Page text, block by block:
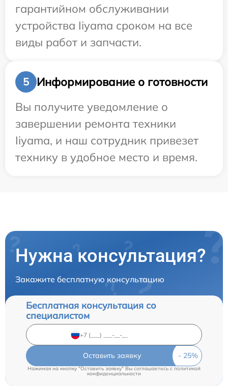
гарантийном обслуживании
устройства Iiyama сроком на все
виды работ и запчасти.
5
Информирование о готовности
Вы получите уведомление о
завершении ремонта техники
Iiyama, и наш сотрудник привезет
технику в удобное место и время.
Нужна консультация?
Закажите бесплатную консультацию
Бесплатная консультация со
специалистом
Оставить заявку
Нажимая на кнопку "Оставить заявку" Вы соглашаетесь c политикой
конфиденциальности